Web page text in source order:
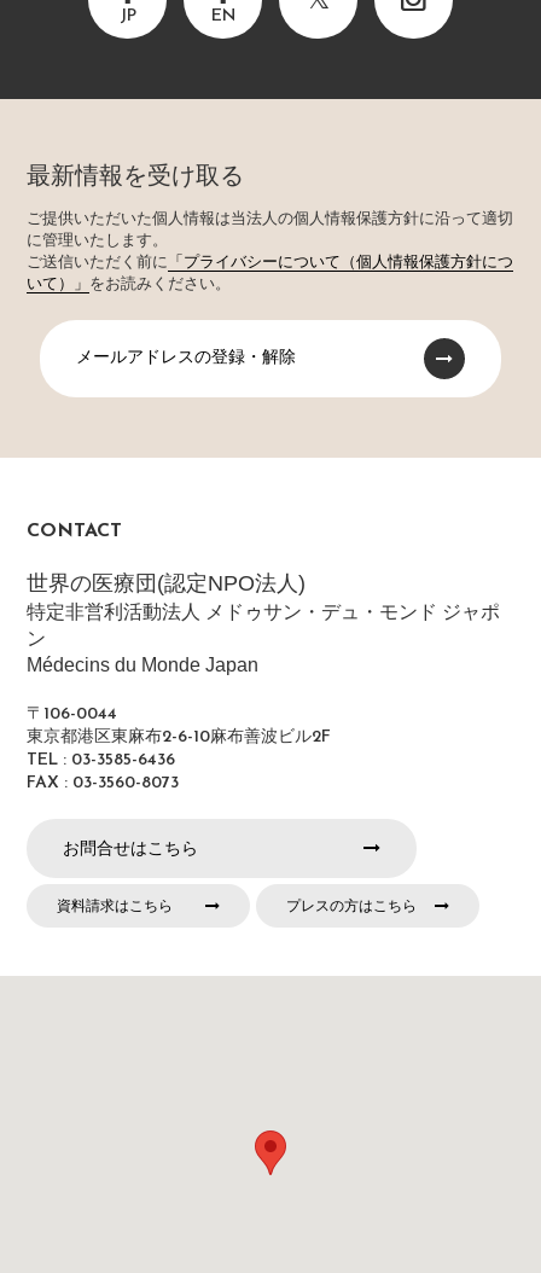
JP EN
最新情報を受け取る
ご提供いただいた個人情報は当法人の個人情報保護方針に沿って適切
に管理いたします。
ご送信いただく前に
「プライバシーについて（個人情報保護方針につ
いて）」 をお読みください。
メールアドレスの登録・解除
CONTACT
世界の医療団(認定NPO法人)
特定非営利活動法人 メドゥサン・デュ・モンド ジャポ
ン
Médecins du Monde Japan
〒106-0044
東京都港区東麻布2-6-10麻布善波ビル2F
TEL : 03-3585-6436
FAX : 03-3560-8073
お問合せはこちら
資料請求はこちら プレスの方はこちら